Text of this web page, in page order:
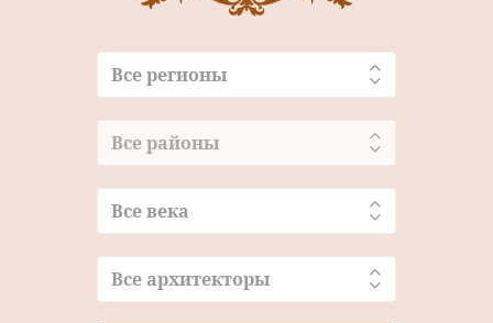
Все регионы
Все районы
Все века
Все архитекторы